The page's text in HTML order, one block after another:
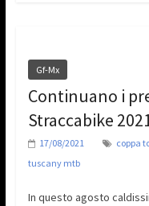
Gf-Mx
Continuano i
Straccabike
17/08/2021 coppa
tuscany mtb
In questo agosto